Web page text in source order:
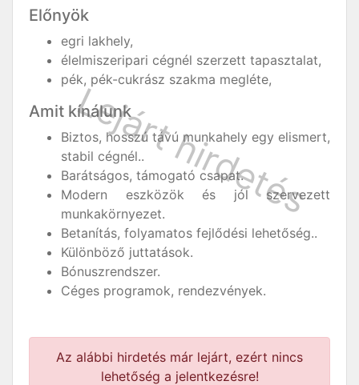
Előnyök
egri lakhely,
élelmiszeripari cégnél szerzett tapasztalat,
pék, pék-cukrász szakma megléte,
Amit kínálunk
Biztos, hosszú távú munkahely egy elismert,
stabil cégnél..
Barátságos, támogató csapat.
Modern eszközök és jól szervezett
munkakörnyezet.
Betanítás, folyamatos fejlődési lehetőség..
Különböző juttatások.
Bónuszrendszer.
Céges programok, rendezvények.
Az alábbi hirdetés már lejárt, ezért nincs
lehetőség a jelentkezésre!